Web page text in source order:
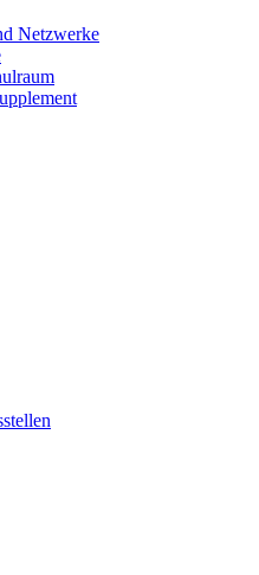
Netzwerke